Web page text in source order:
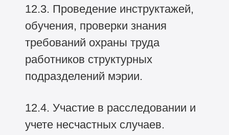
12.3. Проведение инструктажей,
обучения, проверки знания
требований охраны труда
работников структурных
подразделений мэрии.
12.4. Участие в расследовании и
учете несчастных случаев.